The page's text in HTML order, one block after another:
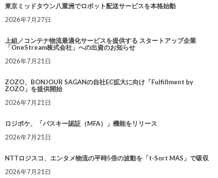
東京ミッドタウン八重洲でロボット配送サービスを本格始動
2026年7月27日
上組／コンテナ物流最適化サービスを提供する スタートアップ企業
「OneStream株式会社」への出資のお知らせ
2026年7月21日
ZOZO、BONJOUR SAGANの自社EC拡大に向け「Fulfillment by
ZOZO」を提供開始
2026年7月21日
ロジポケ、「パスキー認証（MFA）」機能をリリース
2026年7月21日
NTTロジスコ、エンタメ物流の平時5倍の波動を「t-Sort MAS」で吸収
2026年7月21日